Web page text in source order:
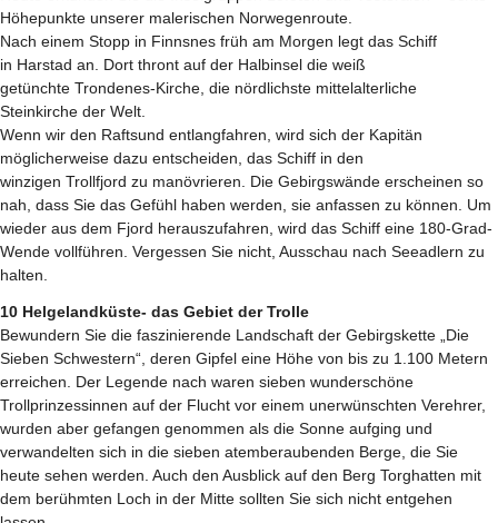
Höhepunkte unserer malerischen Norwegenroute.
Nach einem Stopp in Finnsnes früh am Morgen legt das Schiff
in Harstad an. Dort thront auf der Halbinsel die weiß
getünchte Trondenes-Kirche, die nördlichste mittelalterliche
Steinkirche der Welt.
Wenn wir den Raftsund entlangfahren, wird sich der Kapitän
möglicherweise dazu entscheiden, das Schiff in den
winzigen Trollfjord zu manövrieren. Die Gebirgswände erscheinen so
nah, dass Sie das Gefühl haben werden, sie anfassen zu können. Um
wieder aus dem Fjord herauszufahren, wird das Schiff eine 180-Grad-
Wende vollführen. Vergessen Sie nicht, Ausschau nach Seeadlern zu
halten.
10 Helgelandküste- das Gebiet der Trolle
Bewundern Sie die faszinierende Landschaft der Gebirgskette „Die
Sieben Schwestern“, deren Gipfel eine Höhe von bis zu 1.100 Metern
erreichen. Der Legende nach waren sieben wunderschöne
Trollprinzessinnen auf der Flucht vor einem unerwünschten Verehrer,
wurden aber gefangen genommen als die Sonne aufging und
verwandelten sich in die sieben atemberaubenden Berge, die Sie
heute sehen werden. Auch den Ausblick auf den Berg Torghatten mit
dem berühmten Loch in der Mitte sollten Sie sich nicht entgehen